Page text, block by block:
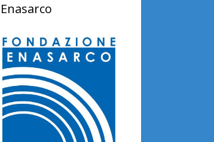
Enasarco